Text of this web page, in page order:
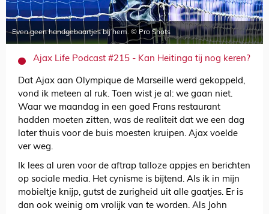
Even geen handgebaartjes bij hem. © Pro Shots
Ajax Life Podcast #215 - Kan Heitinga tij nog keren?
Dat Ajax aan Olympique de Marseille werd gekoppeld,
vond ik meteen al ruk. Toen wist je al: we gaan niet.
Waar we maandag in een goed Frans restaurant
hadden moeten zitten, was de realiteit dat we een dag
later thuis voor de buis moesten kruipen. Ajax voelde
ver weg.
Ik lees al uren voor de aftrap talloze appjes en berichten
op sociale media. Het cynisme is bijtend. Als ik in mijn
mobieltje knijp, gutst de zurigheid uit alle gaatjes. Er is
dan ook weinig om vrolijk van te worden. Als John